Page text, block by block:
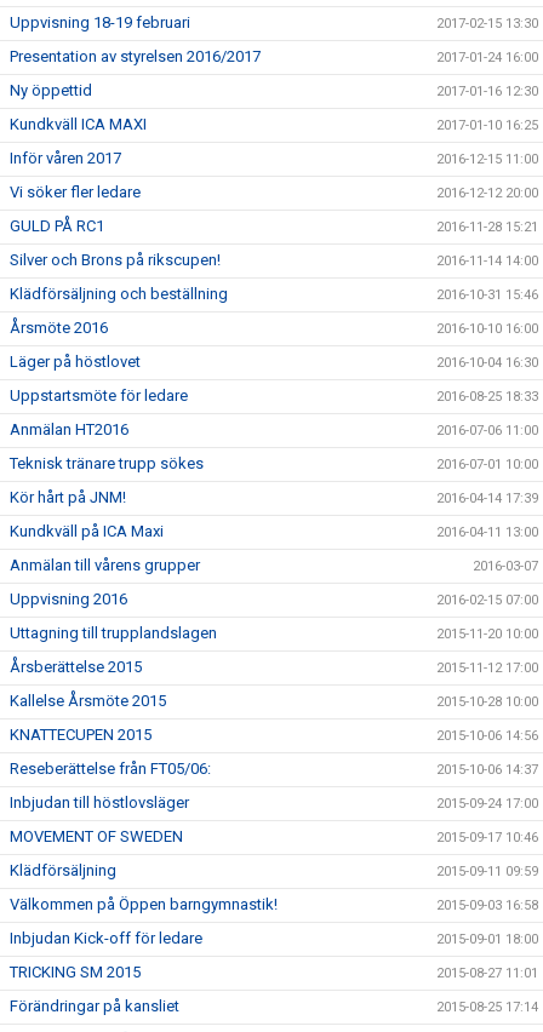
Uppvisning 18-19 februari 2017-02-15 13:30
Presentation av styrelsen 2016/2017 2017-01-24 16:00
Ny öppettid 2017-01-16 12:30
Kundkväll ICA MAXI 2017-01-10 16:25
Inför våren 2017 2016-12-15 11:00
Vi söker fler ledare 2016-12-12 20:00
GULD PÅ RC1 2016-11-28 15:21
Silver och Brons på rikscupen! 2016-11-14 14:00
Klädförsäljning och beställning 2016-10-31 15:46
Årsmöte 2016 2016-10-10 16:00
Läger på höstlovet 2016-10-04 16:30
Uppstartsmöte för ledare 2016-08-25 18:33
Anmälan HT2016 2016-07-06 11:00
Teknisk tränare trupp sökes 2016-07-01 10:00
Kör hårt på JNM! 2016-04-14 17:39
Kundkväll på ICA Maxi 2016-04-11 13:00
Anmälan till vårens grupper 2016-03-07
Uppvisning 2016 2016-02-15 07:00
Uttagning till trupplandslagen 2015-11-20 10:00
Årsberättelse 2015 2015-11-12 17:00
Kallelse Årsmöte 2015 2015-10-28 10:00
KNATTECUPEN 2015 2015-10-06 14:56
Reseberättelse från FT05/06: 2015-10-06 14:37
Inbjudan till höstlovsläger 2015-09-24 17:00
MOVEMENT OF SWEDEN 2015-09-17 10:46
Klädförsäljning 2015-09-11 09:59
Välkommen på Öppen barngymnastik! 2015-09-03 16:58
Inbjudan Kick-off för ledare 2015-09-01 18:00
TRICKING SM 2015 2015-08-27 11:01
Förändringar på kansliet 2015-08-25 17:14